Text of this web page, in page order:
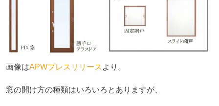
画像はAPWプレスリリース より。
窓の開け方の種類はいろいろとありますが、